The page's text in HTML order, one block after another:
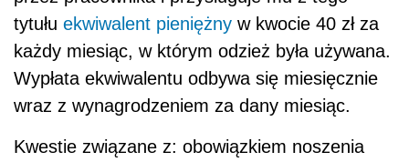
tytułu ekwiwalent pieniężny w kwocie 40 zł za
każdy miesiąc, w którym odzież była używana.
Wypłata ekwiwalentu odbywa się miesięcznie
wraz z wynagrodzeniem za dany miesiąc.
Kwestie związane z: obowiązkiem noszenia